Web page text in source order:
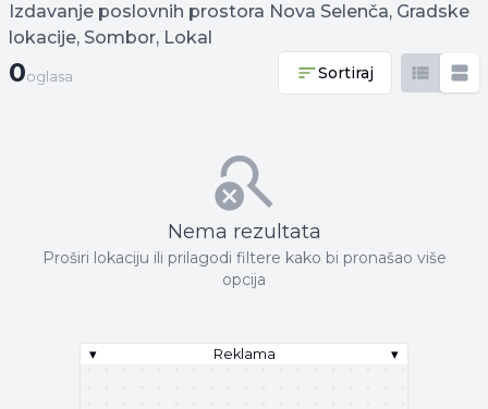
Izdavanje poslovnih prostora Nova Selenča, Gradske
lokacije, Sombor, Lokal
0 oglasa
0oglasa Sortiraj
Nema rezultata
Proširi lokaciju ili prilagodi filtere kako bi pronašao više
opcija
▾ Reklama ▾